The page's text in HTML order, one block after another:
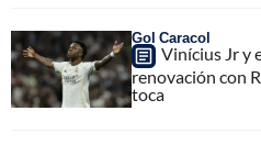
Gol Caracol
Vinícius Jr y
renovación con
toca